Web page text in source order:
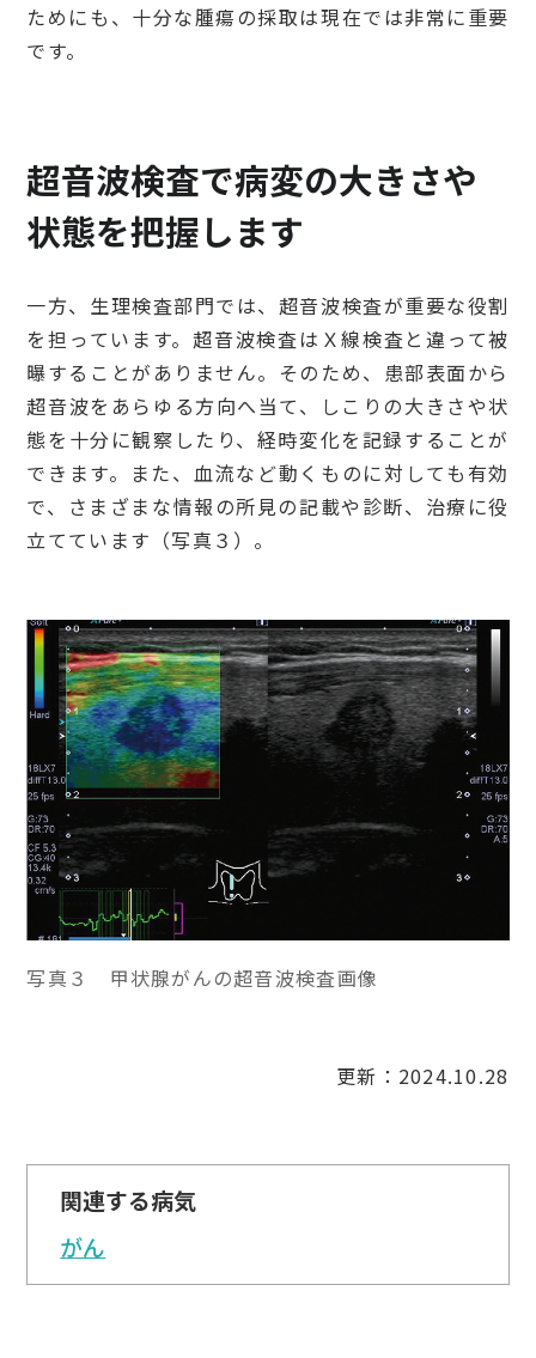
ためにも、十分な腫瘍の採取は現在では非常に重要
です。
超音波検査で病変の大きさや
状態を把握します
一方、生理検査部門では、超音波検査が重要な役割
を担っています。超音波検査はＸ線検査と違って被
曝することがありません。そのため、患部表面から
超音波をあらゆる方向へ当て、しこりの大きさや状
態を十分に観察したり、経時変化を記録することが
できます。また、血流など動くものに対しても有効
で、さまざまな情報の所見の記載や診断、治療に役
立てています（写真３）。
写真３ 甲状腺がんの超音波検査画像
更新：2024.10.28
関連する病気
がん